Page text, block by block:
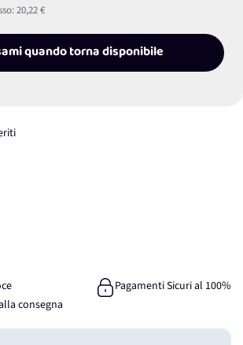
20,22 €
quando torna disponibile
Pagamenti Sicuri al 100%
consegna